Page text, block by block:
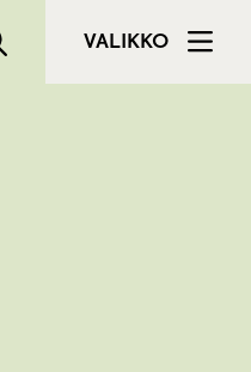
VALIKKO